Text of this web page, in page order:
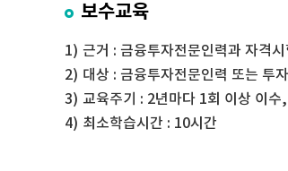
보수교육
근거 : 금융투자전문인력과 자격
대상 : 금융투자전문인력 또는 투
교육주기 : 2년마다 1회 이상 이
최소학습시간 : 10시간